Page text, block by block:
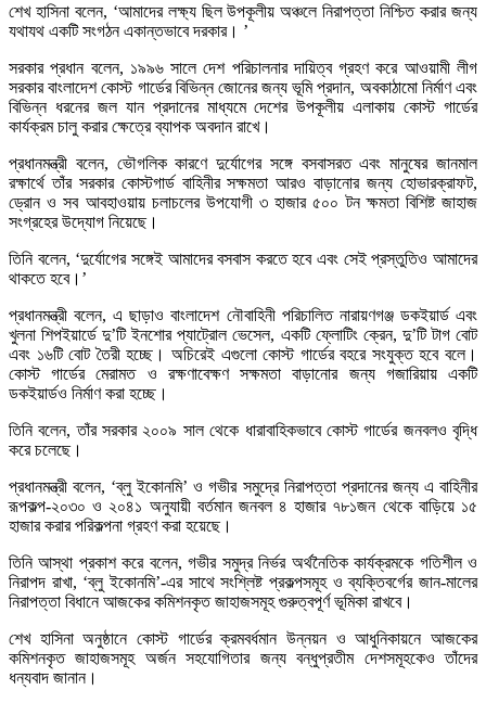
শেখ হাসিনা বলেন, ‘আমাদের লক্ষ্য ছিল উপকূলীয় অঞ্চলে নিরাপত্তা নিশ্চিত করার জন্য
যথাযথ একটি সংগঠন একান্তভাবে দরকার। ’
সরকার প্রধান বলেন, ১৯৯৬ সালে দেশ পরিচালনার দায়িত্ব গ্রহণ করে আওয়ামী লীগ
সরকার বাংলাদেশ কোস্ট গার্ডের বিভিন্ন জোনের জন্য ভূমি প্রদান, অবকাঠামো নির্মাণ এবং
বিভিন্ন ধরনের জল যান প্রদানের মাধ্যমে দেশের উপকূলীয় এলাকায় কোস্ট গার্ডের
কার্যক্রম চালু করার ক্ষেত্রে ব্যাপক অবদান রাখে।
প্রধানমন্ত্রী বলেন, ভৌগলিক কারণে দুর্যোগের সঙ্গে বসবাসরত এবং মানুষের জানমাল
রক্ষার্থে তাঁর সরকার কোস্টগার্ড বাহিনীর সক্ষমতা আরও বাড়ানোর জন্য হোভারক্রাফট,
ড্রোন ও সব আবহাওয়ায় চলাচলের উপযোগী ৩ হাজার ৫০০ টন ক্ষমতা বিশিষ্ট জাহাজ
সংগ্রহের উদ্যোগ নিয়েছে।
তিনি বলেন, ‘দুর্যোগের সঙ্গেই আমাদের বসবাস করতে হবে এবং সেই প্রস্তুতিও আমাদের
থাকতে হবে।’
প্রধানমন্ত্রী বলেন, এ ছাড়াও বাংলাদেশ নৌবাহিনী পরিচালিত নারায়ণগঞ্জ ডকইয়ার্ড এবং
খুলনা শিপইয়ার্ডে দু’টি ইনশোর প্যাট্রোল ভেসেল, একটি ফ্লোটিং ক্রেন, দু’টি টাগ বোট
এবং ১৬টি বোট তৈরী হচ্ছে। অচিরেই এগুলো কোস্ট গার্ডের বহরে সংযুক্ত হবে বলে।
কোস্ট গার্ডের মেরামত ও রক্ষণাবেক্ষণ সক্ষমতা বাড়ানোর জন্য গজারিয়ায় একটি
ডকইয়ার্ডও নির্মাণ করা হচ্ছে।
তিনি বলেন, তাঁর সরকার ২০০৯ সাল থেকে ধারাবাহিকভাবে কোস্ট গার্ডের জনবলও বৃদ্ধি
করে চলেছে।
প্রধানমন্ত্রী বলেন, ‘ব্লু ইকোনমি’ ও গভীর সমুদ্রে নিরাপত্তা প্রদানের জন্য এ বাহিনীর
রূপকল্প-২০৩০ ও ২০৪১ অনুযায়ী বর্তমান জনবল ৪ হাজার ৭৮১জন থেকে বাড়িয়ে ১৫
হাজার করার পরিকল্পনা গ্রহণ করা হয়েছে।
তিনি আস্থা প্রকাশ করে বলেন, গভীর সমুদ্র নির্ভর অর্থনৈতিক কার্যক্রমকে গতিশীল ও
নিরাপদ রাখা, ‘ব্লু ইকোনমি’-এর সাথে সংশ্লিষ্ট প্রকল্পসমূহ ও ব্যক্তিবর্গের জান-মালের
নিরাপত্তা বিধানে আজকের কমিশনকৃত জাহাজসমূহ গুরুত্বপূর্ণ ভূমিকা রাখবে।
শেখ হাসিনা অনুষ্ঠানে কোস্ট গার্ডের ক্রমবর্ধমান উন্নয়ন ও আধুনিকায়নে আজকের
কমিশনকৃত জাহাজসমূহ অর্জন সহযোগিতার জন্য বন্ধুপ্রতীম দেশসমূহকেও তাঁদের
ধন্যবাদ জানান।